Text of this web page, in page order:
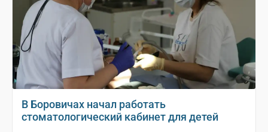
В Боровичах начал работать
стоматологический кабинет для детей